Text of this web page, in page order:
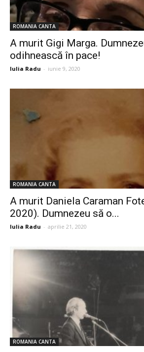
ROMANIA CANTA
A murit Gigi Marga.
odihnească în pace!
Iulia Radu - iunie 9, 2020
ROMANIA CANTA
A murit Daniela Caraman
2020). Dumnezeu să o...
Iulia Radu - aprilie 21, 2020
ROMANIA CANTA